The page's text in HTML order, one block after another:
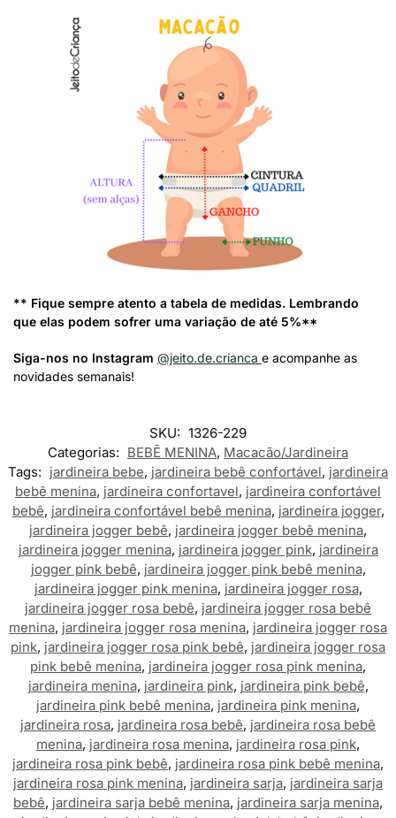
** Fique sempre atento a tabela de medidas. Lembrando
que elas podem sofrer uma variação de até 5%**
Siga-nos no Instagram @jeito.de.crianca e acompanhe as
novidades semanais!
SKU: 1326-229
Categorias: BEBÊ MENINA, Macacão/Jardineira
Tags: jardineira bebe, jardineira bebê confortável, jardineira
bebê menina, jardineira confortavel, jardineira confortável
bebê, jardineira confortável bebê menina, jardineira jogger,
jardineira jogger bebê, jardineira jogger bebê menina,
jardineira jogger menina, jardineira jogger pink, jardineira
jogger pink bebê, jardineira jogger pink bebê menina,
jardineira jogger pink menina, jardineira jogger rosa,
jardineira jogger rosa bebê, jardineira jogger rosa bebê
menina, jardineira jogger rosa menina, jardineira jogger rosa
pink, jardineira jogger rosa pink bebê, jardineira jogger rosa
pink bebê menina, jardineira jogger rosa pink menina,
jardineira menina, jardineira pink, jardineira pink bebê,
jardineira pink bebê menina, jardineira pink menina,
jardineira rosa, jardineira rosa bebê, jardineira rosa bebê
menina, jardineira rosa menina, jardineira rosa pink,
jardineira rosa pink bebê, jardineira rosa pink bebê menina,
jardineira rosa pink menina, jardineira sarja, jardineira sarja
bebê, jardineira sarja bebê menina, jardineira sarja menina,